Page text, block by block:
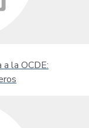
la OCDE: